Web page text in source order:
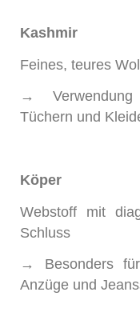
Kashmir
Feines, teures
→
Tüchern und
Köper
Webstoff mit
Schluss
→ Besonders für
Anzüge und